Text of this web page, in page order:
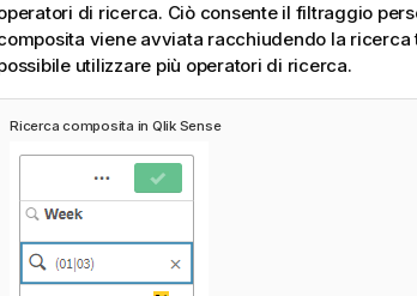
di ricerca. Ciò consente il filtraggio
viene avviata racchiudendo la
utilizzare più operatori di ricerca.
Ricerca composita in Qlik Sense